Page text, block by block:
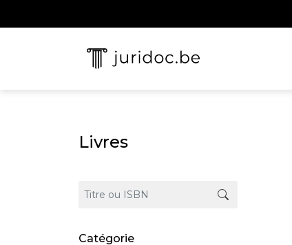
Livres
Catégorie